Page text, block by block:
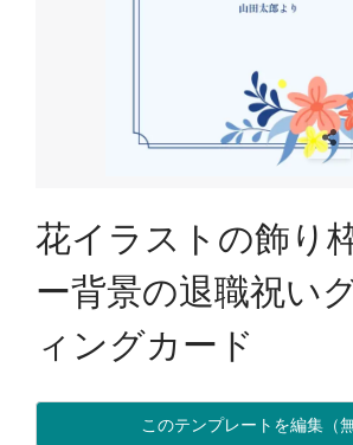
花イラストの飾り
ー背景の退職祝い
ィングカード
このテンプレートを編集（無